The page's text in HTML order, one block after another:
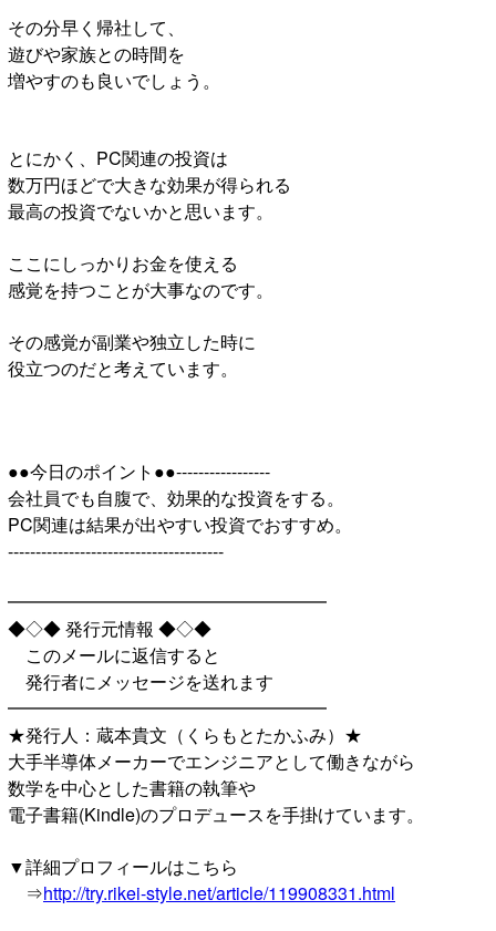
その分早く帰社して、
遊びや家族との時間を
増やすのも良いでしょう。
とにかく、PC関連の投資は
数万円ほどで大きな効果が得られる
最高の投資でないかと思います。
ここにしっかりお金を使える
感覚を持つことが大事なのです。
その感覚が副業や独立した時に
役立つのだと考えています。
●●今日のポイント●●-----------------
会社員でも自腹で、効果的な投資をする。
PC関連は結果が出やすい投資でおすすめ。
---------------------------------------
━━━━━━━━━━━━━━━━━━
◆◇◆ 発行元情報 ◆◇◆
このメールに返信すると
発行者にメッセージを送れます
━━━━━━━━━━━━━━━━━━
★発行人：蔵本貴文（くらもとたかふみ）★
大手半導体メーカーでエンジニアとして働きながら
数学を中心とした書籍の執筆や
電子書籍(Kindle)のプロデュースを手掛けています。
▼詳細プロフィールはこちら
⇒http://try.rikei-style.net/article/119908331.html